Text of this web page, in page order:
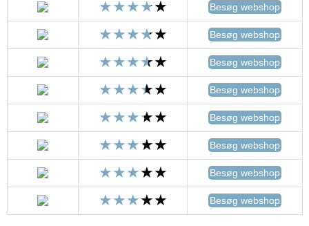
Besøg webshop
Besøg webshop
Besøg webshop
Besøg webshop
Besøg webshop
Besøg webshop
Besøg webshop
Besøg webshop